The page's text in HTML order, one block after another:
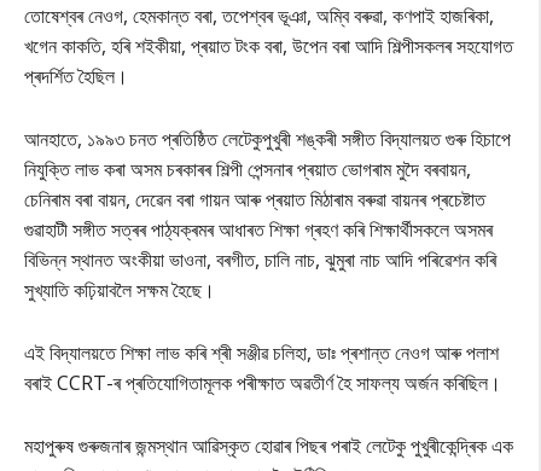
তোষেশ্বৰ নেওগ, হেমকান্ত বৰা, তপেশ্বৰ ভূঞা, অম্বি বৰুৱা, কণপাই হাজৰিকা,
খগেন কাকতি, হৰি শইকীয়া, প্ৰয়াত টংক বৰা, উপেন বৰা আদি শিল্পীসকলৰ সহযোগত
প্ৰদৰ্শিত হৈছিল।
আনহাতে, ১৯৯৩ চনত প্ৰতিষ্ঠিত লেটেকুপুখুৰী শঙ্কৰী সঙ্গীত বিদ্যালয়ত গুৰু হিচাপে
নিযুক্তি লাভ কৰা অসম চৰকাৰৰ শিল্পী পেন্সনাৰ প্ৰয়াত ভোগৰাম মুদৈ বৰবায়ন,
চেনিৰাম বৰা বায়ন, দেৱেন বৰা গায়ন আৰু প্ৰয়াত মিঠাৰাম বৰুৱা বায়নৰ প্ৰচেষ্টাত
গুৱাহাটী সঙ্গীত সত্ৰৰ পাঠ্যক্ৰমৰ আধাৰত শিক্ষা গ্ৰহণ কৰি শিক্ষাৰ্থীসকলে অসমৰ
বিভিন্ন স্থানত অংকীয়া ভাওনা, বৰগীত, চালি নাচ, ঝুমুৰা নাচ আদি পৰিৱেশন কৰি
সুখ্যাতি কঢ়িয়াবলৈ সক্ষম হৈছে।
এই বিদ্যালয়তে শিক্ষা লাভ কৰি শ্ৰী সঞ্জীৱ চলিহা, ডাঃ প্ৰশান্ত নেওগ আৰু পলাশ
বৰাই CCRT-ৰ প্ৰতিযোগিতামূলক পৰীক্ষাত অৱতীৰ্ণ হৈ সাফল্য অৰ্জন কৰিছিল।
মহাপুৰুষ গুৰুজনাৰ জন্মস্থান আৱিস্কৃত হোৱাৰ পিছৰ পৰাই লেটেকু পুখুৰীকেন্দ্ৰিক এক